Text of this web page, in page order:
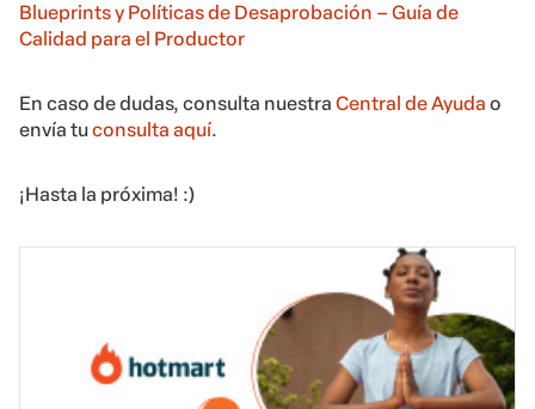
Blueprints y Políticas de Desaprobación – Guía de
Calidad para el Productor
En caso de dudas, consulta nuestra Central de Ayuda o
envía tuconsulta aquí.
¡Hasta la próxima! :)